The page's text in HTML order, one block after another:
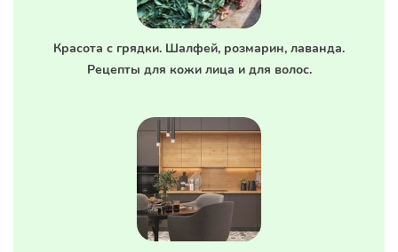
Красота с грядки. Шалфей, розмарин, лаванда.
Рецепты для кожи лица и для волос.